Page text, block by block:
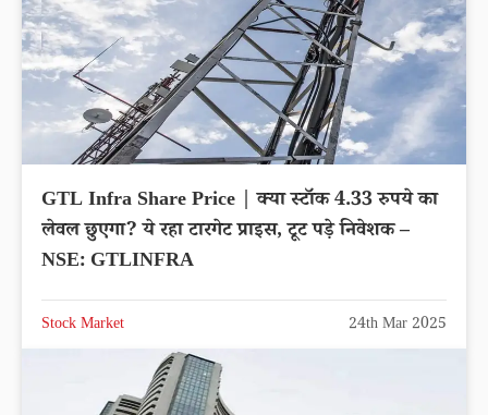
GTL Infra Share Price | क्या स्टॉक 4.33 रुपये का
लेवल छुएगा? ये रहा टारगेट प्राइस, टूट पड़े निवेशक –
NSE: GTLINFRA
Stock Market 24th Mar 2025